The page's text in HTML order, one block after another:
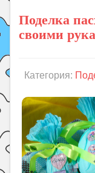
Поделка
своими
Категория: